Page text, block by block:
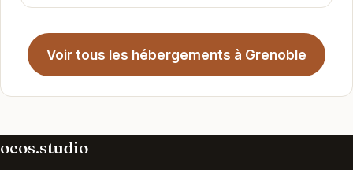
Voir tous les hébergements à Grenoble
ocos.studio